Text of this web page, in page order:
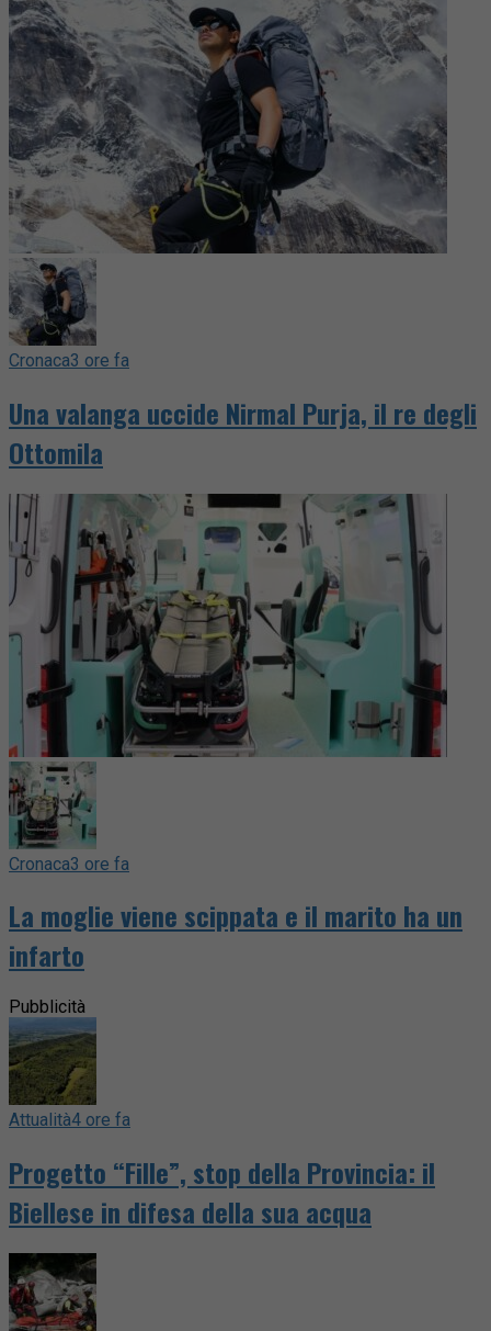
Cronaca3 ore fa
Una valanga uccide Nirmal Purja, il re degli
Ottomila
Cronaca3 ore fa
La moglie viene scippata e il marito ha un
infarto
Pubblicità
Attualità4 ore fa
Progetto “Fille”, stop della Provincia: il
Biellese in difesa della sua acqua